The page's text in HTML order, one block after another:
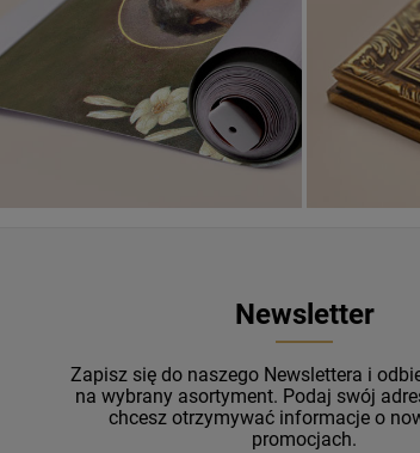
Newsletter
Zapisz się do naszego Newslettera i
na wybrany asortyment. Podaj swój
chcesz otrzymywać informacje o
promocjach.